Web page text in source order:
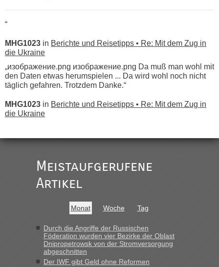
“
MHG1023 in Berichte und Reisetipps • Re: Mit dem Zug in
die Ukraine
„изображение.png изображение.png Da muß man wohl mit
den Daten etwas herumspielen ... Da wird wohl noch nicht
täglich gefahren. Trotzdem Danke.“
MHG1023 in Berichte und Reisetipps • Re: Mit dem Zug in
die Ukraine
Ist korrekt, aber ich finde man hätte trotzdem im Text gleich
darauf hinweisen können.
War aber nicht "böse" gemeint ...
buchbar - warum auch immer ...
Hab´s versucht - bekomme aber immer angezeigt "auf dieser
Strecke fahren wir nicht"
Meistaufgerufene
Artikel
Monat Woche Tag
Durch die Angriffe der Russischen
Föderation wurden vier Bezirke der Oblast
Dnipropetrowsk von der Stromversorgung
abgeschnitten
Der IWF gibt Geld ohne Reformen